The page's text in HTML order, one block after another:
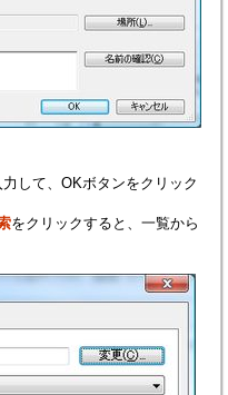
して、OKボタンをクリック
をクリックすると、一覧から